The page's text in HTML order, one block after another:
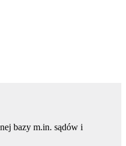
bazy m.in. sądów i